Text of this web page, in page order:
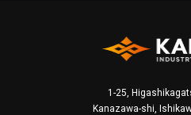
1-25,
Kanazawa-shi,